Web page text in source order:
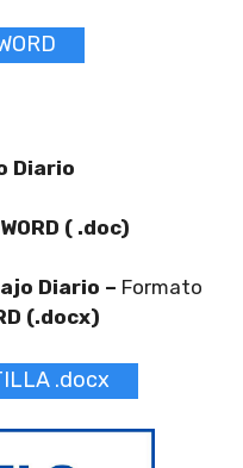
Diario
( .doc)
Diario – Formato
(.docx)
.docx